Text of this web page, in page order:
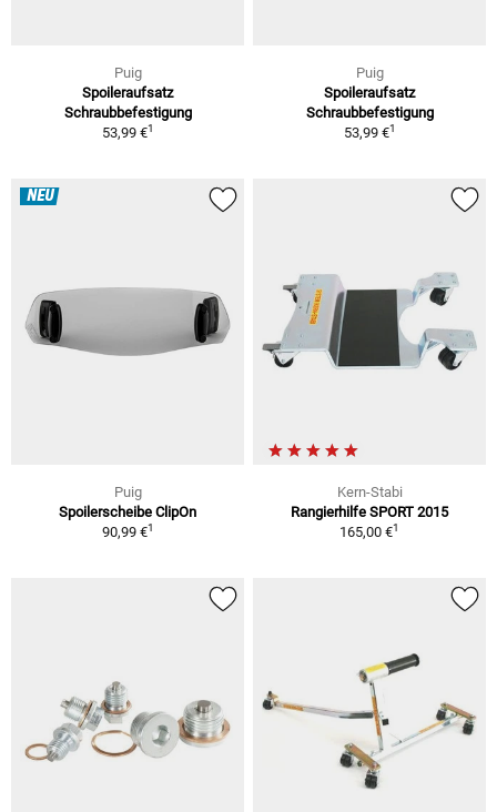
Puig
Spoileraufsatz
Schraubbefestigung
53,99 €1
Puig
Spoileraufsatz
Schraubbefestigung
53,99 €1
NEU
Puig
Spoilerscheibe ClipOn
90,99 €1
Kern-Stabi
Rangierhilfe SPORT 2015
165,00 €1